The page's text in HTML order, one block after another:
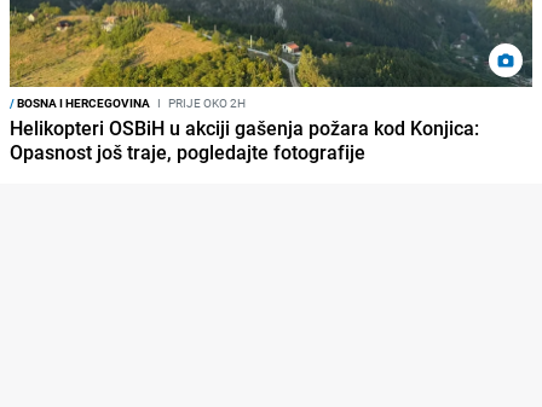
/BOSNA I HERCEGOVINA I PRIJE OKO 2H
Helikopteri OSBiH u akciji gašenja požara kod Konjica:
Opasnost još traje, pogledajte fotografije